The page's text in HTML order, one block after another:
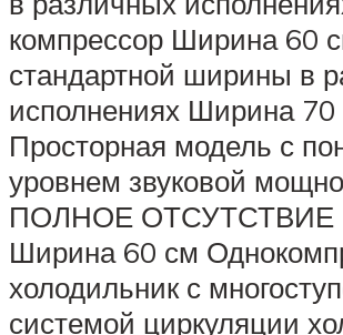
компрессор Ширина 60
стандартной ширины в
исполнениях Ширина 70
Просторная модель с
уровнем звуковой
ПОЛНОЕ
Ширина 60 см
холодильник с
системой циркуляции